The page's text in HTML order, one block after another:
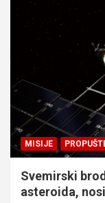
MISIJE
Svemirski
asteroida,